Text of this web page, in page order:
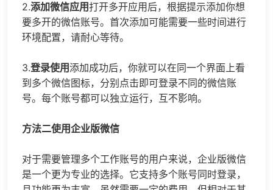
2.添加微信应用打开多开应用后，根据提示添加你想
要多开的微信账号。首次添加可能需要一些时间进行
环境配置，请耐心等待。
3.登录使用添加成功后，你就可以在同一个界面上看
到多个微信图标，分别点击即可登录不同的微信账
号。每个账号都可以独立运行，互不影响。
方法二使用企业版微信
对于需要管理多个工作账号的用户来说，企业版微信
是一个更为专业的选择。它支持多个账号同时登录，